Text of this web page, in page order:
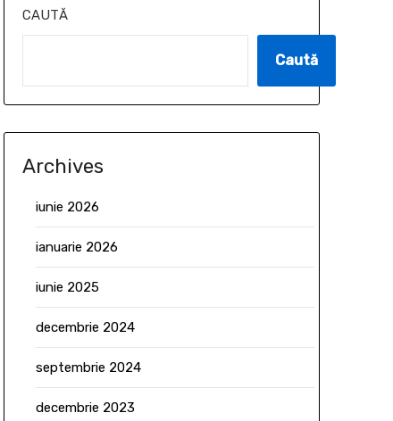
CAUTĂ
Caută
Archives
iunie 2026
ianuarie 2026
iunie 2025
decembrie 2024
septembrie 2024
decembrie 2023